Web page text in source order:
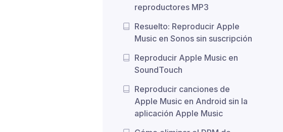
reproductores MP3
Resuelto: Reproducir Apple
Music en Sonos sin suscripción
Reproducir Apple Music en
SoundTouch
Reproducir canciones de
Apple Music en Android sin la
aplicación Apple Music